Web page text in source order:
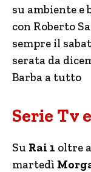
su ambiente
con Roberto
sempre il
serata da
Barba a tutto
Serie Tv
Su Rai 1 oltre
martedì